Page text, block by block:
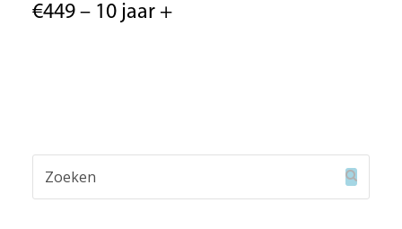
€449 – 10 jaar +